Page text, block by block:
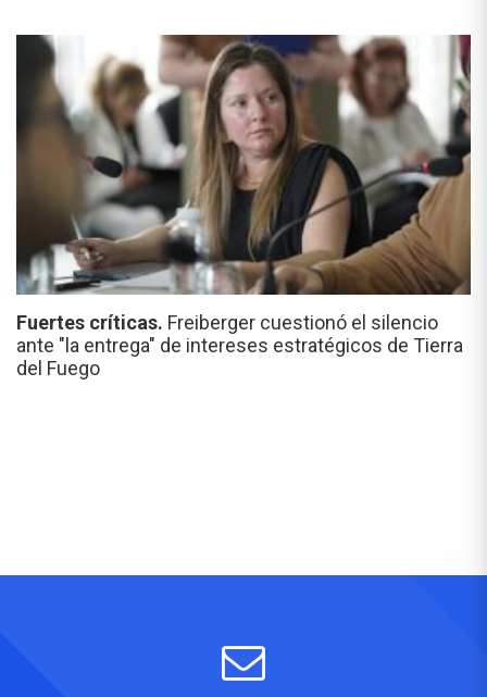
Fuertes críticas. Freiberger cuestionó el silencio
ante "la entrega" de intereses estratégicos de Tierra
del Fuego